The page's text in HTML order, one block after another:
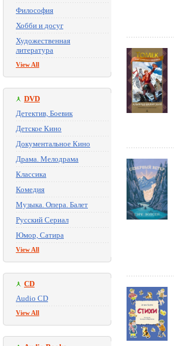
Философия
Хобби и досуг
Художественная
литература
View All
DVD
Детектив, Боевик
Детское Кино
Документальное Кино
Драма. Мелодрама
Классика
Комедия
Музыка. Опера. Балет
Русский Сериал
Юмор, Сатира
View All
CD
Audio CD
View All